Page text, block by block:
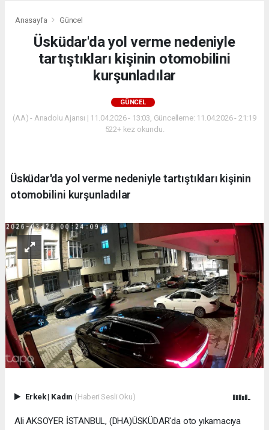
Anasayfa Güncel
Üsküdar'da yol verme nedeniyle
tartıştıkları kişinin otomobilini
kurşunladılar
GÜNCEL
(AA) - Anadolu Ajansı | 11.04.2026 - 13:03, Güncelleme: 11.04.2026 - 21:19
522+ kez okundu.
Üsküdar'da yol verme nedeniyle tartıştıkları kişinin
otomobilini kurşunladılar
Erkek| Kadın (Haberi Sesli Oku)
Ali AKSOYER İSTANBUL, (DHA)ÜSKÜDAR'da oto yıkamacıya